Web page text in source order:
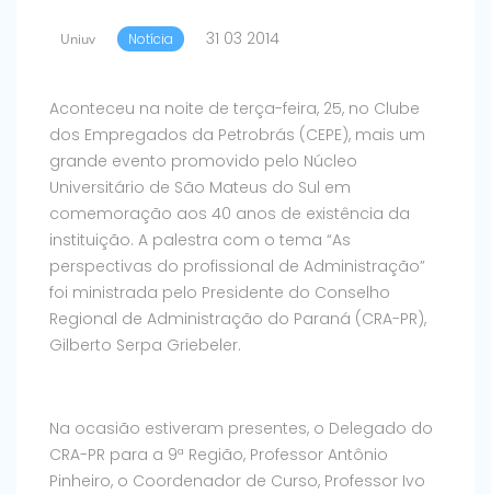
Uniuv Notícia 31 03 2014
Aconteceu na noite de terça-feira, 25, no Clube
dos Empregados da Petrobrás (CEPE), mais um
grande evento promovido pelo Núcleo
Universitário de São Mateus do Sul em
comemoração aos 40 anos de existência da
instituição. A palestra com o tema “As
perspectivas do profissional de Administração”
foi ministrada pelo Presidente do Conselho
Regional de Administração do Paraná (CRA-PR),
Gilberto Serpa Griebeler.
Na ocasião estiveram presentes, o Delegado do
CRA-PR para a 9ª Região, Professor Antônio
Pinheiro, o Coordenador de Curso, Professor Ivo